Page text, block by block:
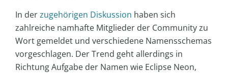
In derzugehörigen Diskussion haben sich
zahlreiche namhafte Mitglieder der Community zu
Wort gemeldet und verschiedene Namensschemas
vorgeschlagen. Der Trend geht allerdings in
Richtung Aufgabe der Namen wie Eclipse Neon,